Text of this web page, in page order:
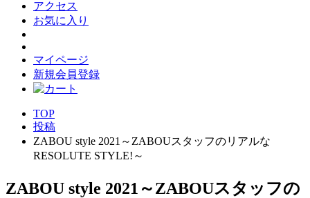
アクセス
お気に入り
マイページ
新規会員登録
TOP
投稿
ZABOU style 2021～ZABOUスタッフのリアルな
RESOLUTE STYLE!～
ZABOU style 2021～ZABOUスタッフの